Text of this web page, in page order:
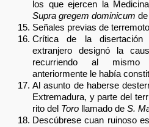
los que ejercen la
Supra gregem dominicum
Señales previas de
Crítica de la
extranjero designó la
recurriendo al
anteriormente le había
Al asunto de haberse
Extremadura, y parte del
rito del Toro llamado deS.
Descúbrese cuan ruinoso